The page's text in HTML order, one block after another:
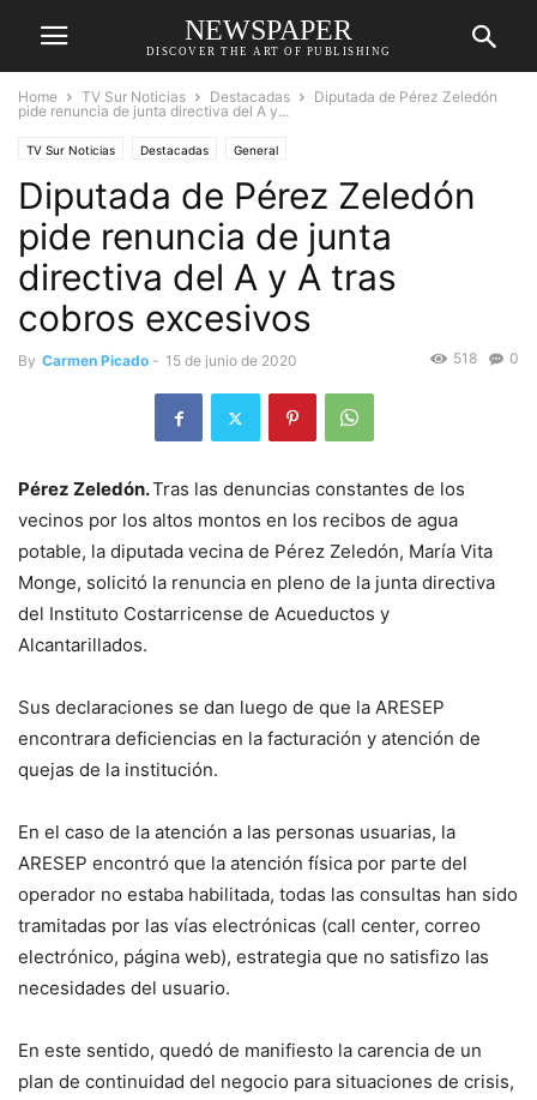
NEWSPAPER
DISCOVER THE ART OF PUBLISHING
Home TV Sur Noticias Destacadas
Diputada de Pérez Zeledón
pide renuncia de junta directiva del A y...
TV Sur Noticias Destacadas General
Diputada de Pérez Zeledón
pide renuncia de junta
directiva del A y A tras
cobros excesivos
By Carmen Picado - 15 de junio de 2020 0
518
Pérez Zeledón.Tras las denuncias constantes de los
vecinos por los altos montos en los recibos de agua
potable, la diputada vecina de Pérez Zeledón, María Vita
Monge, solicitó la renuncia en pleno de la junta directiva
del Instituto Costarricense de Acueductos y
Alcantarillados.
Sus declaraciones se dan luego de que la ARESEP
encontrara deficiencias en la facturación y atención de
quejas de la institución.
En el caso de la atención a las personas usuarias, la
ARESEP encontró que la atención física por parte del
operador no estaba habilitada, todas las consultas han sido
tramitadas por las vías electrónicas (call center, correo
electrónico, página web), estrategia que no satisfizo las
necesidades del usuario.
En este sentido, quedó de manifiesto la carencia de un
plan de continuidad del negocio para situaciones de crisis,